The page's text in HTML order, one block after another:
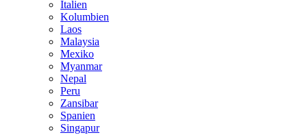
Italien
Kolumbien
Laos
Malaysia
Mexiko
Myanmar
Nepal
Peru
Zansibar
Spanien
Singapur